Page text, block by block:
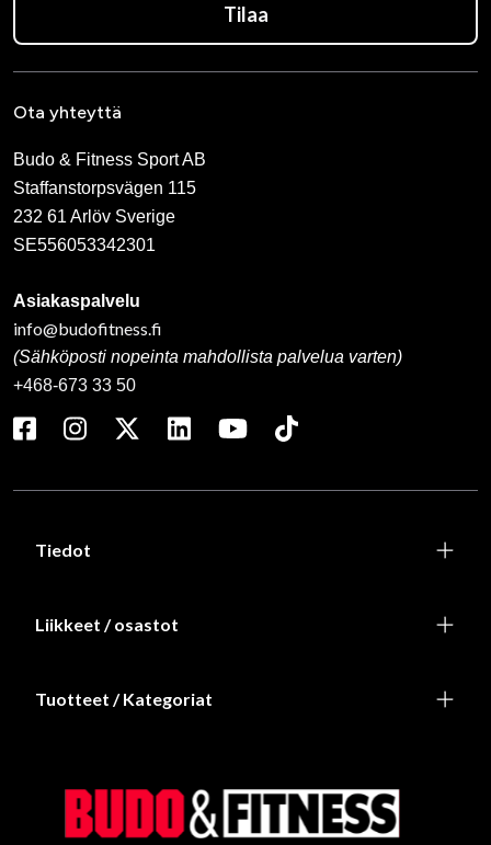
Tilaa
Ota yhteyttä
Budo & Fitness Sport AB
Staffanstorpsvägen 115
232 61 Arlöv Sverige
SE556053342301
Asiakaspalvelu
info@budofitness.fi
(Sähköposti nopeinta mahdollista palvelua varten)
+468-673 33 50
Tiedot
Liikkeet / osastot
Tuotteet / Kategoriat